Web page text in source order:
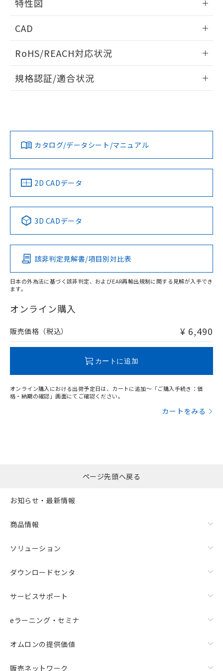
A: 30mm以上、B: 20mm以上
周囲金属の影響
l: 0mm以上、φd: 12mm以上、D: 0mm以上、m: 6mm以上
特性図
検出物体の大きさと材質による影響
検出領域
CAD
ドすることができます。
ログイン/会員登録
ダウンロードデータをご利用いただく前に、以下を必ずお読
みください。
ソフトウェアの使用条件
RoHS/REACH対応状況
EU RoHS 注意事項・凡例
対応済み
中国 RoHS 注意事項・凡例
Pb Hg Cd Cr(VI)
O
在庫等で未対応品が混在する可能性があります。
問い合わせください。
規格認証/適合状況
LR型式承認
（イギリス
船舶規格）
DNV型式承認
（ノルウェー
BV型式承認
（フランス
KR型式
（韓国
No No No No
この製品の規格認証/適合状況ページへ
その他の認証はこちらのページからご検索ください
カタログ/データシート/マニュアル
2D CADデータ
3D CADデータ
該非判定見解書/項目別対比表
日本の外為法に基づく該非判定、およびEAR再輸出規制に関する見解が入手でき
ます。
オンライン購入
販売価格（税込） ¥ 6,490
カートに追加
オンライン購入における出荷予定日は、カートに追加～「ご購入手続き：価
格・納期の確認」画面にてご確認ください。
カートをみる
あります。
品・サービスに関するお客様との取
引・商談に必要な範囲で利用すること
をご了承ください。
下記の非含有証明書をダウンロードするこ
EU RoHS指令（10物質）の非含有証明書
51物質の非含有証明書（当社基準）
物質の対応では、対応完了までの期間は出
荷製品に未対応品が混在することから備考
欄に対応日を記載しておりました。
既に当社にて対応品への在庫切替を完了
していることから、特段のことがない限
り、2022年1月12日より割愛しておりま
す。
「－」：未確認です。当社販売部門へお問
合意する キャンセル
ページ先頭へ戻る
お知らせ・最新情報
商品情報
ソリューション
ダウンロードセンタ
サービスサポート
eラーニング・セミナ
オムロンの提供価値
販売ネットワーク